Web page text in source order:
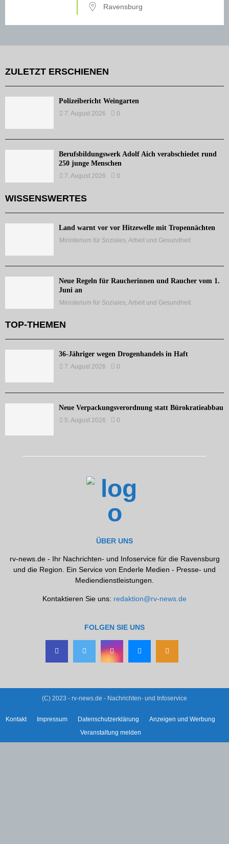
Ravensburg
ZULETZT ERSCHIENEN
Polizeibericht Weingarten
7. August 2026 0
Berufsbildungswerk Adolf Aich verabschiedet rund
250 junge Menschen
7. August 2026 0
WISSENSWERTES
Land warnt vor vor Hitzewelle mit Tropennächten
Ministerium für Soziales, Arbeit und Gesundheit
Neue Regeln für Raucherinnen und Raucher vom 1.
Juni an
Ministerium für Soziales, Arbeit und Gesundheit
TOP-THEMEN
36-Jähriger wegen Drogenhandels in Haft
7. August 2026 0
Neue Verpackungsverordnung statt Bürokratieabbau
5. August 2026 0
ÜBER UNS
rv-news.de - Ihr Nachrichten- und Infoservice für die Ravensburg
und die Region. Ein Service von Enderle Medien - Presse- und
Mediendienstleistungen.
Kontaktieren Sie uns: redaktion@rv-news.de
FOLGEN SIE UNS
(C) 2023 - rv-news.de - Nachrichten- und Infoservice
Kontakt Impressum Datenschutzerklärung
Anzeigen und Werbung
Veranstaltung melden